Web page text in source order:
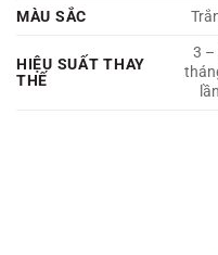
MÀU SẮC
HIỆU SUẤT THAY
THẾ
3 –
lần